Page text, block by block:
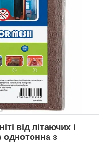
від літаючих і
однотонна з